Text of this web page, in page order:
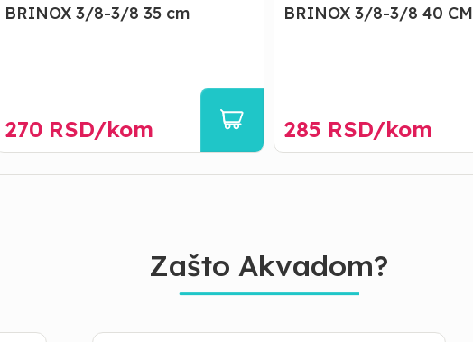
BRINOX 3/8-3/8 35 cm
270RSD/kom
BRINOX 3/8-3/8 40 CM
285 RSD/kom
Zašto Akvadom?